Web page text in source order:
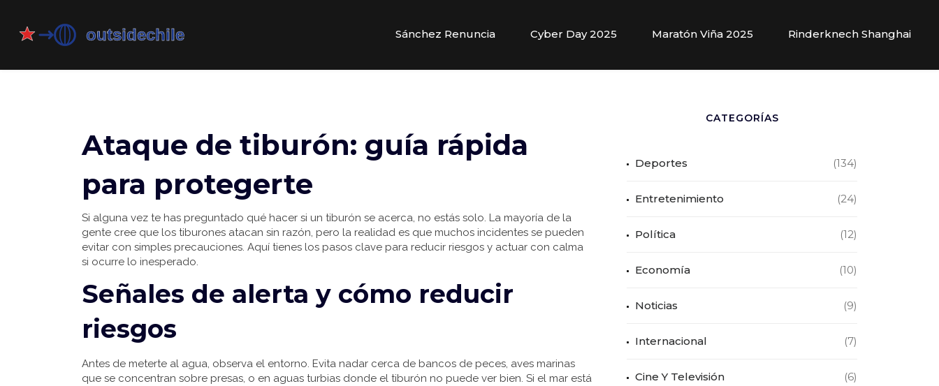
Sánchez Renuncia Cyber Day 2025 Maratón Viña 2025 Rinderknech Shanghai
Ataque de tiburón: guía rápida
para protegerte
Si alguna vez te has preguntado qué hacer si un tiburón se acerca, no estás solo. La mayoría de la
gente cree que los tiburones atacan sin razón, pero la realidad es que muchos incidentes se pueden
evitar con simples precauciones. Aquí tienes los pasos clave para reducir riesgos y actuar con calma
si ocurre lo inesperado.
Señales de alerta y cómo reducir
riesgos
Antes de meterte al agua, observa el entorno. Evita nadar cerca de bancos de peces, aves marinas
que se concentran sobre presas, o en aguas turbias donde el tiburón no puede ver bien. Si el mar está
CATEGORÍAS
Deportes (134)
Entretenimiento (24)
Política (12)
Economía (10)
Noticias (9)
Internacional (7)
Cine Y Televisión (6)